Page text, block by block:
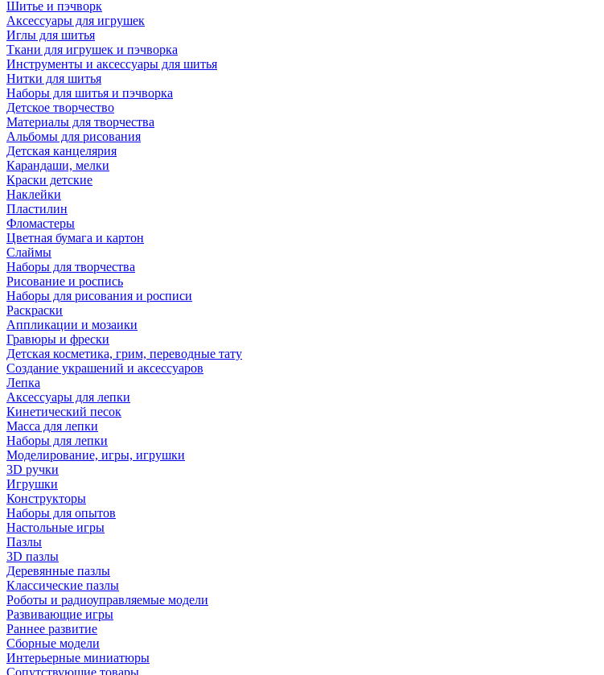
Шитье и пэчворк
Аксессуары для игрушек
Иглы для шитья
Ткани для игрушек и пэчворка
Инструменты и аксессуары для шитья
Нитки для шитья
Наборы для шитья и пэчворка
Детское творчество
Материалы для творчества
Альбомы для рисования
Детская канцелярия
Карандаши, мелки
Краски детские
Наклейки
Пластилин
Фломастеры
Цветная бумага и картон
Слаймы
Наборы для творчества
Рисование и роспись
Наборы для рисования и росписи
Раскраски
Аппликации и мозаики
Гравюры и фрески
Детская косметика, грим, переводные тату
Создание украшений и аксессуаров
Лепка
Аксессуары для лепки
Кинетический песок
Масса для лепки
Наборы для лепки
Моделирование, игры, игрушки
3D ручки
Игрушки
Конструкторы
Наборы для опытов
Настольные игры
Пазлы
3D пазлы
Деревянные пазлы
Классические пазлы
Роботы и радиоуправляемые модели
Развивающие игры
Раннее развитие
Сборные модели
Интерьерные миниатюры
Сопутствующие товары